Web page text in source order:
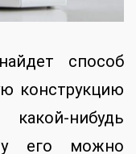
способ
конструкцию
нибудь
его можно